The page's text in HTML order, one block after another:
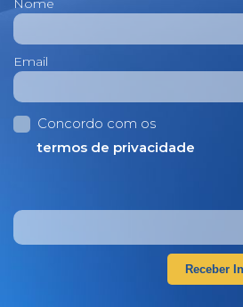
Nome
Email
Concordo com os
termos de privacidade
Receber